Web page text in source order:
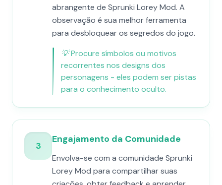
abrangente de Sprunki Lorey Mod. A
observação é sua melhor ferramenta
para desbloquear os segredos do jogo.
💡Procure símbolos ou motivos
recorrentes nos designs dos
personagens - eles podem ser pistas
para o conhecimento oculto.
3
Engajamento da Comunidade
Envolva-se com a comunidade Sprunki
Lorey Mod para compartilhar suas